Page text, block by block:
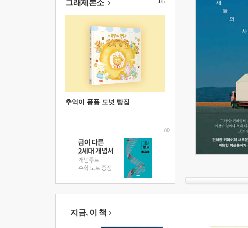
그래제본소
추억이 퐁퐁 도넛 빵집
지금, 이 책